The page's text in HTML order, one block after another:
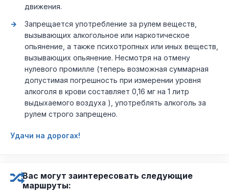
движения.
Запрещается употребление за рулем веществ,
вызывающих алкогольное или наркотическое
опьянение, а также психотропных или иных веществ,
вызывающих опьянение. Несмотря на отмену
нулевого промилле (теперь возможная суммарная
допустимая погрешность при измерении уровня
алкоголя в крови составляет 0,16 мг на 1 литр
выдыхаемого воздуха ), употреблять алкоголь за
рулем строго запрещено.
Удачи на дорогах!
Вас могут заинтересовать следующие
маршруты: